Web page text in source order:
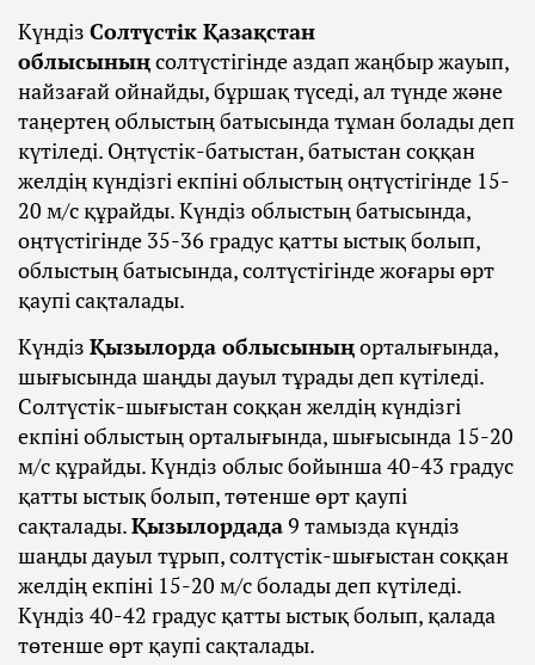
Күндіз Солтүстік Қазақстан
облысыныңсолтүстігінде аздап жаңбыр жауып,
найзағай ойнайды, бұршақ түседі, ал түнде және
таңертең облыстың батысында тұман болады деп
күтіледі. Оңтүстік-батыстан, батыстан соққан
желдің күндізгі екпіні облыстың оңтүстігінде 15-
20 м/с құрайды. Күндіз облыстың батысында,
оңтүстігінде 35-36 градус қатты ыстық болып,
облыстың батысында, солтүстігінде жоғары өрт
қаупі сақталады.
Күндіз Қызылорда облысыныңорталығында,
шығысында шаңды дауыл тұрады деп күтіледі.
Солтүстік-шығыстан соққан желдің күндізгі
екпіні облыстың орталығында, шығысында 15-20
м/с құрайды. Күндіз облыс бойынша 40-43 градус
қатты ыстық болып, төтенше өрт қаупі
сақталады.Қызылордада9 тамызда күндіз
шаңды дауыл тұрып, солтүстік-шығыстан соққан
желдің екпіні 15-20 м/с болады деп күтіледі.
Күндіз 40-42 градус қатты ыстық болып, қалада
төтенше өрт қаупі сақталады.